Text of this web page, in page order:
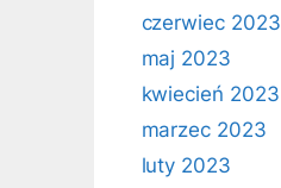
czerwiec 2023
maj 2023
kwiecień 2023
marzec 2023
luty 2023